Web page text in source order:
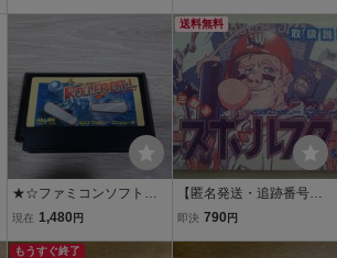
★☆ファミコンソフト
ローラーボール ☆★
現在 1,480 円
送料無料
【匿名発送・追跡番号あ
り】 説明書あり ベー
即決 790 円
もうすぐ終了